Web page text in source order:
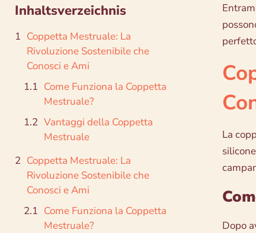
Inhaltsverzeichnis
Coppetta Mestruale: La
Rivoluzione Sostenibile che
Conosci e Ami
Come Funziona la Coppetta
Mestruale?
Vantaggi della Coppetta
Mestruale
Coppetta Mestruale: La
Rivoluzione Sostenibile che
Conosci e Ami
Come Funziona la Coppetta
Mestruale?
La
Dopo